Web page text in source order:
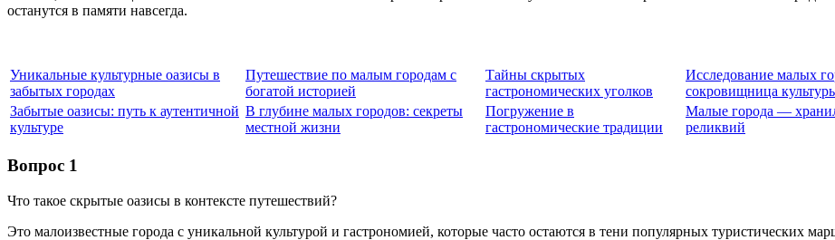
останутся в памяти навсегда.
Уникальные культурные оазисы в
забытых городах
Путешествие по малым городам с
богатой историей
Тайны скрытых
гастрономических уголков
Исследование малых
сокровищница
Забытые оазисы: путь к аутентичной
культуре
В глубине малых городов: секреты
местной жизни
Погружение в
гастрономические традиции
Малые города —
реликвий
Вопрос 1
Что такое скрытые оазисы в контексте путешествий?
Это малоизвестные города с уникальной культурой и гастрономией, которые часто остаются в тени популярных туристических